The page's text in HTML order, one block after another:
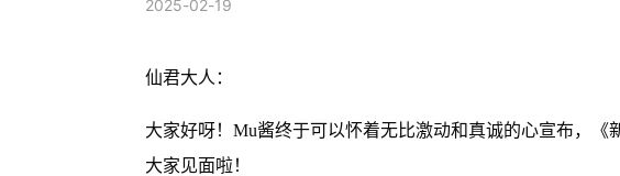
2025-02-19
仙君大人：
大家好呀！Mu酱终于可以怀着无比激动和真诚的心宣布，《
大家见面啦！